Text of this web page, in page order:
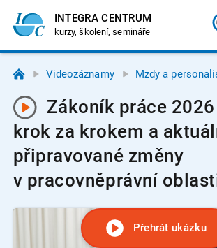
INTEGRA CENTRUM
kurzy, školení, semináře
Videozáznamy Mzdy a
Zákoník práce
krok za krokem a
připravované změny
v pracovněprávní
Přehrát ukázku